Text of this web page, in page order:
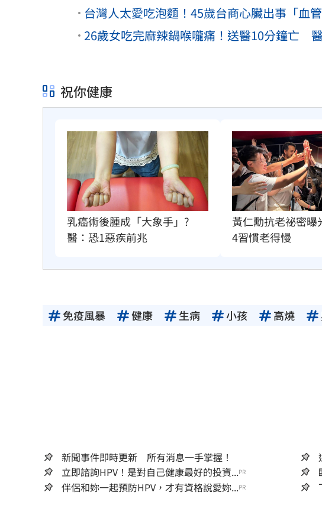
台灣人太愛吃泡麵！45歲台商心臟出事「血
26歲女吃完麻辣鍋喉嚨痛！送醫10分鐘亡
祝你健康
乳癌術後腫成「大象手」?
醫：恐1惡疾前兆
黃仁勳抗老祕密曝
4習慣老得慢
免疫風暴 健康 生病 小孩 高燒
新聞事件即時更新 所有消息一手掌握！
立即諮詢HPV！是對自己健康最好的投資...PR
伴侶和妳一起預防HPV，才有資格說愛妳...PR